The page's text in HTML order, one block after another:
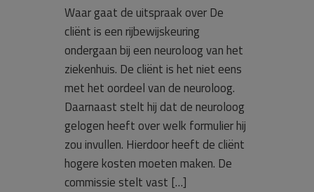
Waar gaat de uitspraak over De
cliënt is een rijbewijskeuring
ondergaan bij een neuroloog van het
ziekenhuis. De cliënt is het niet eens
met het oordeel van de neuroloog.
Daarnaast stelt hij dat de neuroloog
gelogen heeft over welk formulier hij
zou invullen. Hierdoor heeft de cliënt
hogere kosten moeten maken. De
commissie stelt vast […]